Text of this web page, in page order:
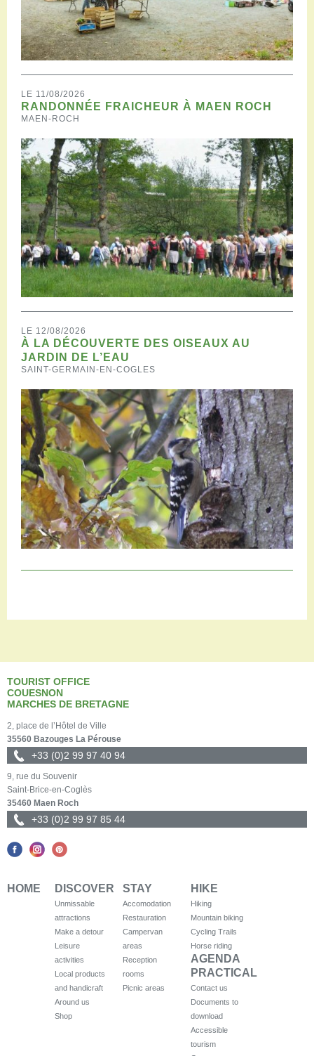
LE 11/08/2026
RANDONNÉE FRAICHEUR À MAEN ROCH
MAEN-ROCH
LE 12/08/2026
À LA DÉCOUVERTE DES OISEAUX AU
JARDIN DE L’EAU
SAINT-GERMAIN-EN-COGLES
TOURIST OFFICE
COUESNON
MARCHES DE BRETAGNE
2, place de l’Hôtel de Ville
35560 Bazouges La Pérouse
+33 (0)2 99 97 40 94
9, rue du Souvenir
Saint-Brice-en-Coglès
35460 Maen Roch
+33 (0)2 99 97 85 44
HOME DISCOVER
Unmissable
attractions
Make a detour
Leisure
activities
Local products
and handicraft
Around us
Shop
STAY
Accomodation
Restauration
Campervan
areas
Reception
rooms
Picnic areas
HIKE
Hiking
Mountain biking
Cycling Trails
Horse riding
AGENDA
PRACTICAL
Contact us
Documents to
download
Accessible
tourism